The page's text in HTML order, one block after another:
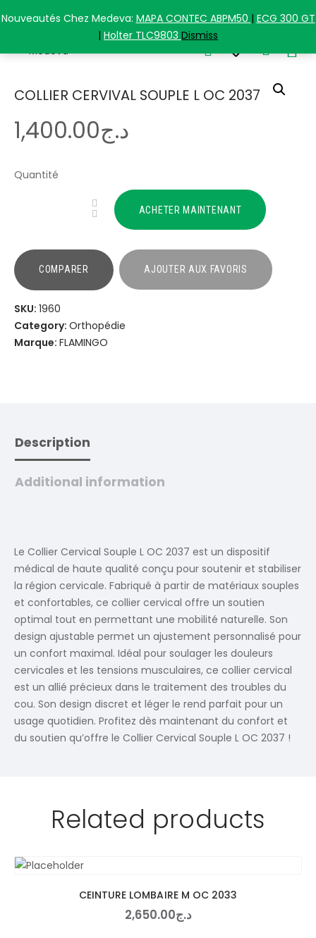
+213(0) 5 58 77 12 84
COLLIER CERVIVAL SOUPLE L OC 2037
د.ج 1,400.00
Quantité
ACHETER MAINTENANT
COMPARER AJOUTER AUX FAVORIS
SKU: 1960
Category: Orthopédie
Marque: FLAMINGO
Description
Additional information
Le Collier Cervical Souple L OC 2037 est un dispositif
médical de haute qualité conçu pour soutenir et stabiliser
la région cervicale. Fabriqué à partir de matériaux souples
et confortables, ce collier cervical offre un soutien
optimal tout en permettant une mobilité naturelle. Son
design ajustable permet un ajustement personnalisé pour
un confort maximal. Idéal pour soulager les douleurs
cervicales et les tensions musculaires, ce collier cervical
est un allié précieux dans le traitement des troubles du
cou. Son design discret et léger le rend parfait pour un
usage quotidien. Profitez dès maintenant du confort et
du soutien qu’offre le Collier Cervical Souple L OC 2037 !
Related products
CEINTURE LOMBAIRE M OC 2033
د.ج 2,650.00
Nouveautés Chez Medeva: MAPA CONTEC ABPM50 | ECG 300 GT
| Holter TLC9803 Dismiss